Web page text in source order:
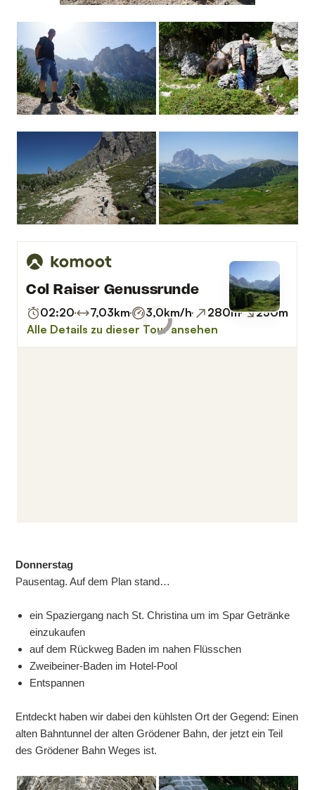
Donnerstag
Pausentag. Auf dem Plan stand…
ein Spaziergang nach St. Christina um im Spar Getränke
einzukaufen
auf dem Rückweg Baden im nahen Flüsschen
Zweibeiner-Baden im Hotel-Pool
Entspannen
Entdeckt haben wir dabei den kühlsten Ort der Gegend: Einen
alten Bahntunnel der alten Grödener Bahn, der jetzt ein Teil
des Grödener Bahn Weges ist.